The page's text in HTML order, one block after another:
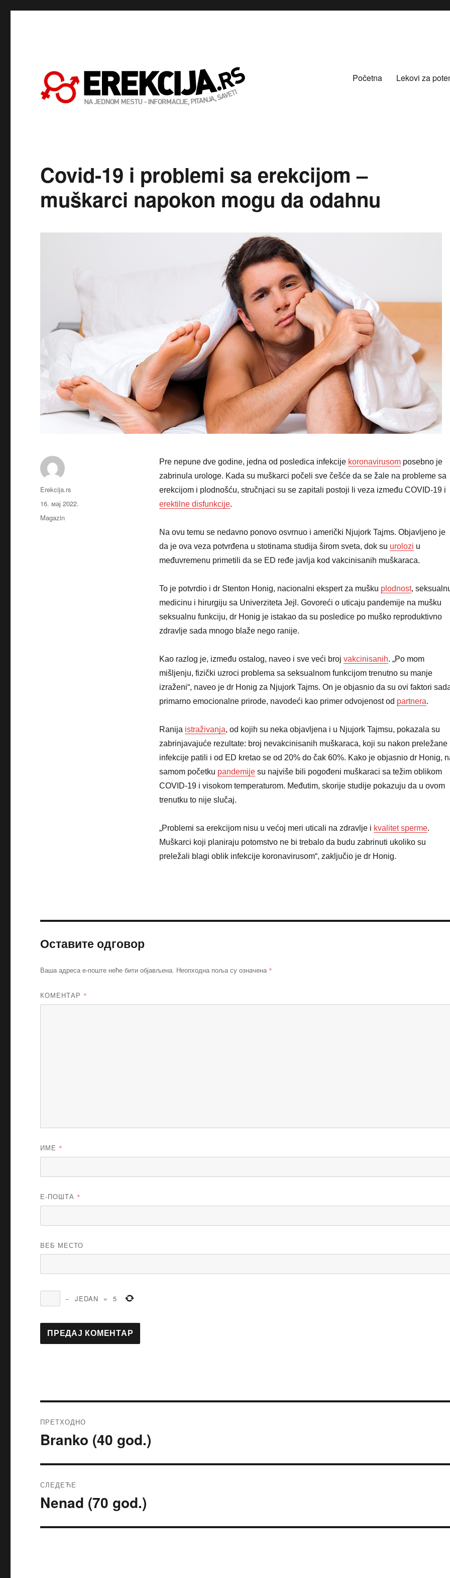
Početna Lekovi za
Covid-19 i problemi sa erekcijom –
muškarci napokon mogu da odahnu
Pre nepune dve godine, jedna od posledica infekcije koronavirusomposebno je
zabrinula urologe. Kada su muškarci počeli sve češće da se žale na probleme sa
erekcijom i plodnošću, stručnjaci su se zapitali postoji li veza između COVID-19 i
erektilne disfunkcije.
Na ovu temu se nedavno ponovo osvrnuo i američki Njujork Tajms. Objavljeno je
da je ova veza potvrđena u stotinama studija širom sveta, dok su urolozi u
međuvremenu primetili da se ED ređe javlja kod vakcinisanih muškaraca.
To je potvrdio i dr Stenton Honig, nacionalni ekspert za mušku plodnost,
medicinu i hirurgiju sa Univerziteta Jejl. Govoreći o uticaju pandemije na mušku
seksualnu funkciju, dr Honig je istakao da su posledice po muško reproduktivno
zdravlje sada mnogo blaže nego ranije.
Kao razlog je, između ostalog, naveo i sve veći broj vakcinisanih. „Po mom
mišljenju, fizički uzroci problema sa seksualnom funkcijom trenutno su manje
izraženi“, naveo je dr Honig za Njujork Tajms. On je objasnio da su ovi faktori
primarno emocionalne prirode, navodeći kao primer odvojenost od partnera.
Ranija istraživanja, od kojih su neka objavljena i u Njujork Tajmsu, pokazala su
zabrinjavajuće rezultate: broj nevakcinisanih muškaraca, koji su nakon preležane
infekcije patili i od ED kretao se od 20% do čak 60%. Kako je objasnio dr Honig,
samom početku pandemijesu najviše bili pogođeni muškaraci sa težim oblikom
COVID-19 i visokom temperaturom. Međutim, skorije studije pokazuju da u ovom
trenutku to nije slučaj.
„Problemi sa erekcijom nisu u većoj meri uticali na zdravlje i kvalitet sperme.
Muškarci koji planiraju potomstvo ne bi trebalo da budu zabrinuti ukoliko su
preležali blagi oblik infekcije koronavirusom“, zaključio je dr Honig.
Аутор
Erekcija.rs
Објављено
16. мај 2022.
Категорије
Magazin
Оставите одговор
Ваша адреса е-поште неће бити објављена. Неопходна поља су означена *
КОМЕНТАР *
ИМЕ *
Е-ПОШТА *
ВЕБ МЕСТО
− JEDAN = 5
ПРЕТХОДНО
Претходни
Branko (40 god.)
СЛЕДЕЋЕ
Следећи
Nenad (70 god.)